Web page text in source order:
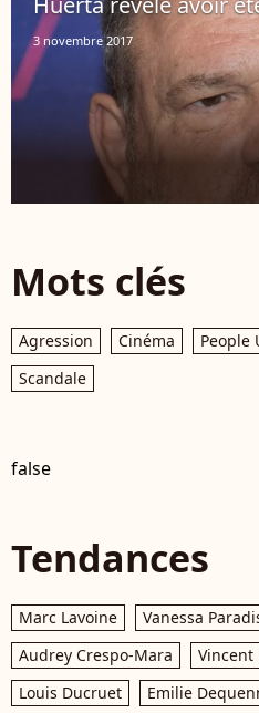
3 novembre 2017
Mots clés
Agression Cinéma People
Scandale
false
Tendances
Marc Lavoine Vanessa
Audrey Crespo-Mara
Vincent
Louis Ducruet
Emilie